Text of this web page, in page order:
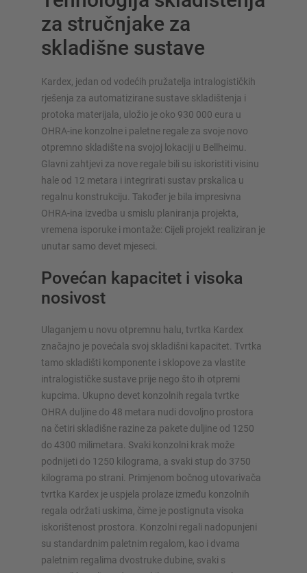
za stručnjake za
skladišne sustave
Kardex, jedan od vodećih pružatelja intralogističkih
rješenja za automatizirane sustave skladištenja i
protoka materijala, uložio je oko 930 000 eura u
OHRA-ine konzolne i paletne regale za svoje novo
otpremno skladište na svojoj lokaciji u Bellheimu.
Glavni zahtjevi za nove regale bili su iskoristiti visinu
hale od 12 metara i integrirati sustav prskalica u
regalnu konstrukciju. Također je bila impresivna
OHRA-ina izvedba u smislu planiranja projekta,
vremena isporuke i montaže: Cijeli projekt realiziran je
unutar samo devet mjeseci.
Povećan kapacitet i visoka
nosivost
Ulaganjem u novu otpremnu halu, tvrtka Kardex
značajno je povećala svoj skladišni kapacitet. Tvrtka
tamo skladišti komponente i sklopove za vlastite
intralogističke sustave prije nego što ih otpremi
kupcima. Ukupno devet konzolnih regala tvrtke
OHRA duljine do 48 metara nudi dovoljno prostora
na četiri skladišne razine za pakete duljine od 1250
do 4300 milimetara. Svaki konzolni krak može
podnijeti do 1250 kilograma, a svaki stup do 3750
kilograma po strani. Primjenom bočnog utovarivača
tvrtka Kardex je uspjela prolaze između konzolnih
regala održati uskima, čime je postignuta visoka
iskorištenost prostora. Konzolni regali nadopunjeni
su standardnim paletnim regalom, kao i dvama
paletnim regalima dvostruke dubine, svaki s
SUSTAVI SKLADIŠTENJA
Paletni regal
Regali na pokretnim kolicama
Automatski sustavi skladištenja
Regalne hale
Skladišni podesti
Planirajte svoj sustav polica individualno s našim
konfiguratorima – uključujući izravni upit
Konfiguriraj policu sada